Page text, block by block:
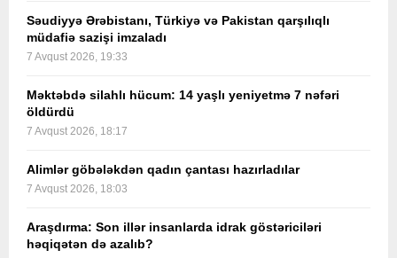
Səudiyyə Ərəbistanı, Türkiyə və Pakistan qarşılıqlı
müdafiə sazişi imzaladı
7 Avqust 2026, 19:33
Məktəbdə silahlı hücum: 14 yaşlı yeniyetmə 7 nəfəri
öldürdü
7 Avqust 2026, 18:17
Alimlər göbələkdən qadın çantası hazırladılar
7 Avqust 2026, 18:03
Araşdırma: Son illər insanlarda idrak göstəriciləri
həqiqətən də azalıb?